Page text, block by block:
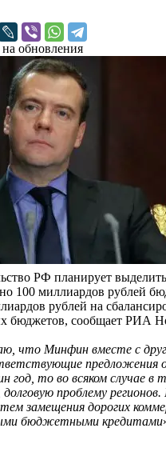
обновления
РФ планирует
100 миллиардов рублей
рублей на
бюджетов, сообщает РИА
что Минфин вместе с
предложения
год, то во всяком случае в
долговую проблему
замещения дорогих
бюджетными кредитами